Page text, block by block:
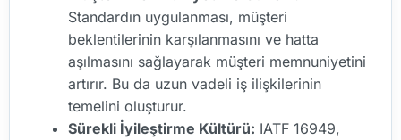
Standardın uygulanması, müşteri
beklentilerinin karşılanmasını ve hatta
aşılmasını sağlayarak müşteri memnuniyetini
artırır. Bu da uzun vadeli iş ilişkilerinin
temelini oluşturur.
Sürekli İyileştirme Kültürü: IATF 16949,